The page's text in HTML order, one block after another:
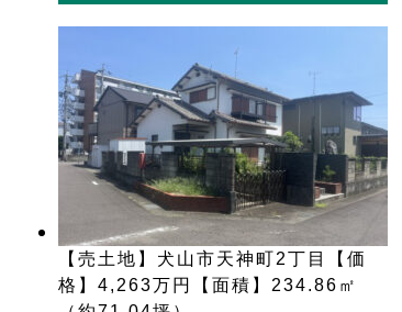
【売土地】犬山市天神町2丁目【価
格】4,263万円【面積】234.86㎡